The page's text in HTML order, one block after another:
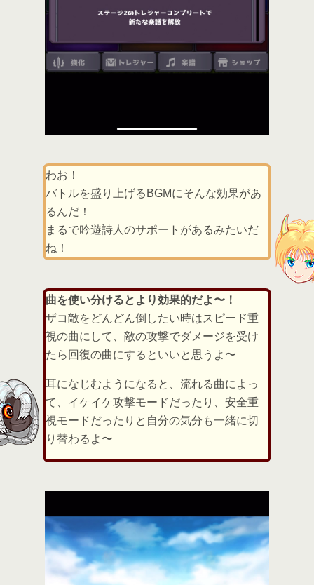
わお！
バトルを盛り上げるBGMにそんな効果があ
るんだ！
まるで吟遊詩人のサポートがあるみたいだ
ね！
曲を使い分けるとより効果的だよ〜！
ザコ敵をどんどん倒したい時はスピード重
視の曲にして、敵の攻撃でダメージを受け
たら回復の曲にするといいと思うよ〜
耳になじむようになると、流れる曲によっ
て、イケイケ攻撃モードだったり、安全重
視モードだったりと自分の気分も一緒に切
り替わるよ〜